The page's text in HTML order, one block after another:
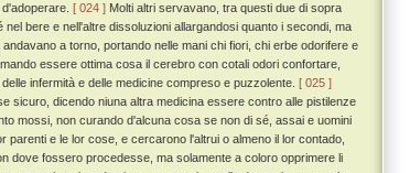
[ 024 ] Molti altri servavano, tra questi due di sopra
bere e nell'altre dissoluzioni allargandosi quanto i secondi, ma
a torno, portando nelle mani chi fiori, chi erbe odorifere e
essere ottima cosa il cerebro con cotali odori confortare,
infermità e delle medicine compreso e puzzolente. [ 025 ]
sicuro, dicendo niuna altra medicina essere contro alle pistilenze
mossi, non curando d'alcuna cosa se non di sé, assai e uomini
e le lor cose, e cercarono l'altrui o almeno il lor contado,
dove fossero procedesse, ma solamente a coloro opprimere li